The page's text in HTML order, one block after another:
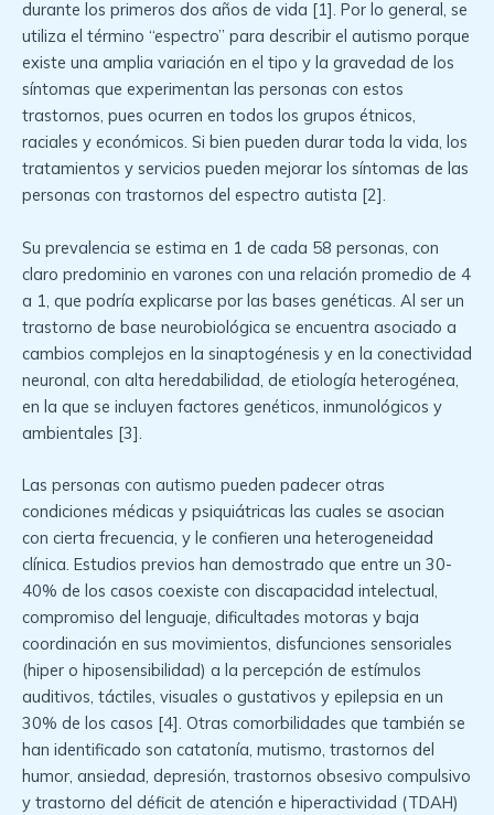
durante los primeros dos años de vida [1]. Por lo general, se
utiliza el término “espectro” para describir el autismo porque
existe una amplia variación en el tipo y la gravedad de los
síntomas que experimentan las personas con estos
trastornos, pues ocurren en todos los grupos étnicos,
raciales y económicos. Si bien pueden durar toda la vida, los
tratamientos y servicios pueden mejorar los síntomas de las
personas con trastornos del espectro autista [2].
Su prevalencia se estima en 1 de cada 58 personas, con
claro predominio en varones con una relación promedio de 4
a 1, que podría explicarse por las bases genéticas. Al ser un
trastorno de base neurobiológica se encuentra asociado a
cambios complejos en la sinaptogénesis y en la conectividad
neuronal, con alta heredabilidad, de etiología heterogénea,
en la que se incluyen factores genéticos, inmunológicos y
ambientales [3].
Las personas con autismo pueden padecer otras
condiciones médicas y psiquiátricas las cuales se asocian
con cierta frecuencia, y le confieren una heterogeneidad
clínica. Estudios previos han demostrado que entre un 30-
40% de los casos coexiste con discapacidad intelectual,
compromiso del lenguaje, dificultades motoras y baja
coordinación en sus movimientos, disfunciones sensoriales
(hiper o hiposensibilidad) a la percepción de estímulos
auditivos, táctiles, visuales o gustativos y epilepsia en un
30% de los casos [4]. Otras comorbilidades que también se
han identificado son catatonía, mutismo, trastornos del
humor, ansiedad, depresión, trastornos obsesivo compulsivo
y trastorno del déficit de atención e hiperactividad (TDAH)